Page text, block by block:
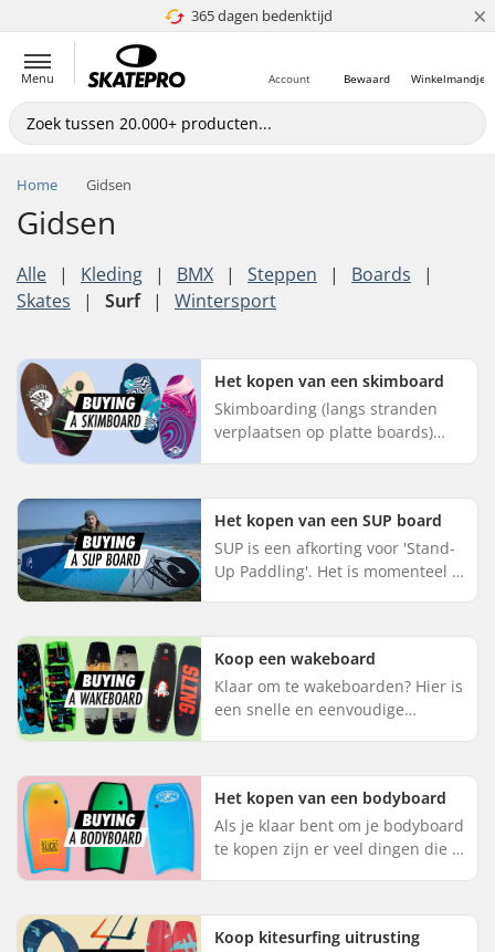
365 dagen bedenktijd
4.8 van 5 ×
Menu Winkelmandje
Bewaard
Account
Home Gidsen
Gidsen
Alle | Kleding | BMX | Steppen | Boards
|
Skates
| Surf | Wintersport
Het kopen van een skimboard
Skimboarding (langs stranden
verplaatsen op platte boards)
hetzelfde uit, maar laat je niet
m...
Het kopen van een SUP board
SUP is een afkorting voor 'Stand-
Up Paddling'. Het is momenteel 1
zoek bent naar een eigen board,
m...
Koop een wakeboard
Klaar om te wakeboarden? Hier is
een snelle en eenvoudige
wanneer je je gear koopt. 1. Soort
...
Het kopen van een bodyboard
Als je klaar bent om je bodyboard
te kopen zijn er veel dingen die je
gids over de belan...
Koop kitesurfing uitrusting